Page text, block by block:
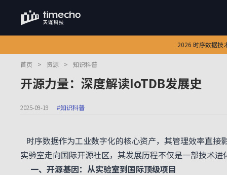
2026 时序数据技
首页 > 资源 > 知识科普
开源力量：深度解读IoTDB发展史
2025-09-19 #知识科普
时序数据作为工业数字化的核心资产，其管理效率直
实验室走向国际开源社区，其发展历程不仅是一部技术
一、开源基因：从实验室到国际顶级项目